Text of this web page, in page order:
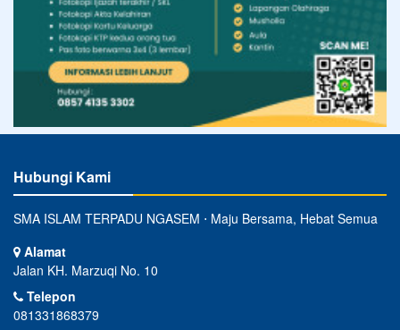
Hubungi Kami
SMA ISLAM TERPADU NGASEM ⋅ Maju Bersama, Hebat Semua
Alamat
Jalan KH. Marzuqi No. 10
Telepon
081331868379